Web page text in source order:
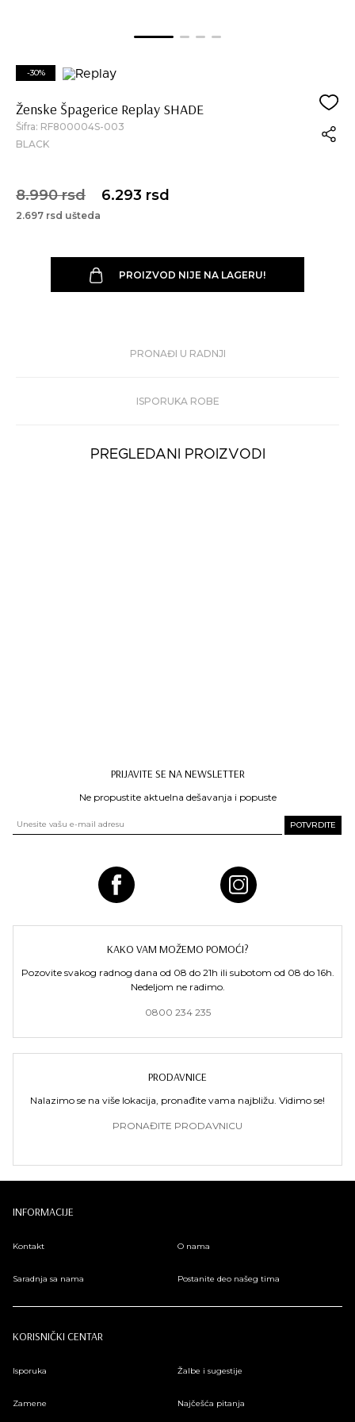
-30%
Ženske Špagerice Replay SHADE
Šifra: RF800004S-003
BLACK
8.990 rsd 6.293 rsd
2.697 rsd ušteda
PROIZVOD NIJE NA LAGERU!
PRONAĐI U RADNJI
ISPORUKA ROBE
PREGLEDANI PROIZVODI
PRIJAVITE SE NA NEWSLETTER
Ne propustite aktuelna dešavanja i popuste
KAKO VAM MOŽEMO POMOĆI?
Pozovite svakog radnog dana od 08 do 21h ili subotom od 08 do 16h.
Nedeljom ne radimo.
0800 234 235
PRODAVNICE
Nalazimo se na više lokacija, pronađite vama najbližu. Vidimo se!
PRONAĐITE PRODAVNICU
INFORMACIJE
Kontakt O nama
Saradnja sa nama Postanite deo našeg tima
KORISNIČKI CENTAR
Isporuka Žalbe i sugestije
Zamene Najčešća pitanja